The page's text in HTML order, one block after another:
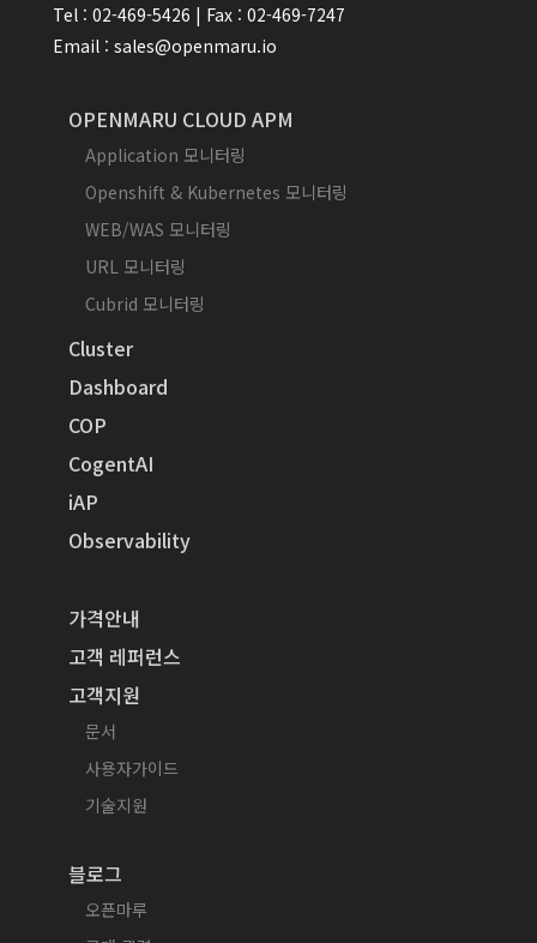
Tel : 02-469-5426 | Fax : 02-469-7247
Email : sales@openmaru.io
OPENMARU CLOUD APM
Application 모니터링
Openshift & Kubernetes 모니터링
WEB/WAS 모니터링
URL 모니터링
Cubrid 모니터링
Cluster
Dashboard
COP
CogentAI
iAP
Observability
가격안내
고객 레퍼런스
고객지원
문서
사용자가이드
기술지원
블로그
오픈마루